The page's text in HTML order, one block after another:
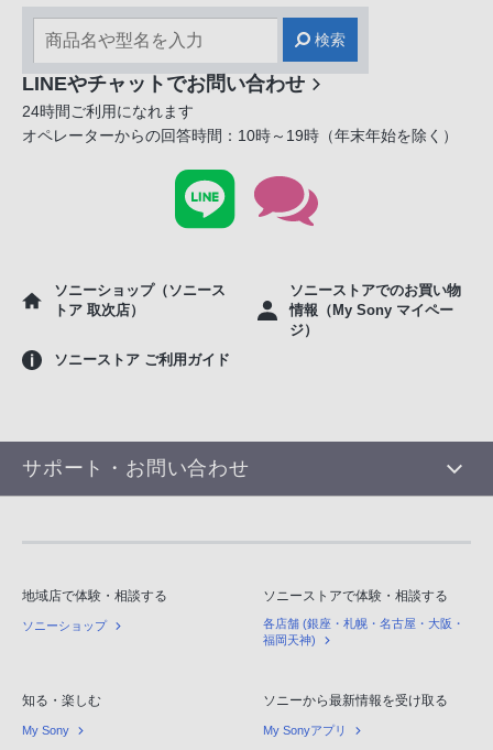
検索
LINEやチャットでお問い合わせ
24時間ご利用になれます
オペレーターからの回答時間：10時～19時（年末年始を除く）
ソニーショップ（ソニース
トア 取次店）
ソニーストアでのお買い物
情報（My Sony マイペー
ジ）
ソニーストア ご利用ガイド
サポート・お問い合わせ
地域店で体験・相談する
ソニーショップ
ソニーストアで体験・相談する
各店舗 (銀座・札幌・名古屋・大阪・
福岡天神)
知る・楽しむ
My Sony
ソニーから最新情報を受け取る
My Sonyアプリ